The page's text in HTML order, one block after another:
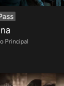
Principal